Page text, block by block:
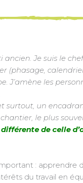
ancien. Je suis le
(phasage,
J’amène les
surtout, un
le plus
de celle
: apprendre
du travail en